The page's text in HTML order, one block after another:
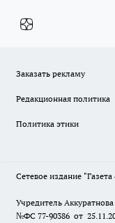
Заказать рекламу
Редакционная политика
Политика этики
Сетевое издание "Газета
Учредитель
№ФС 77-90386 от